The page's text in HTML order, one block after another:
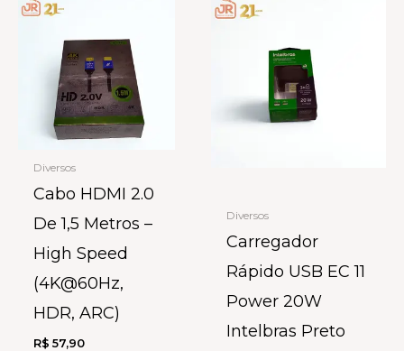
Diversos
Cabo HDMI 2.0
De 1,5 Metros –
High Speed
(4K@60Hz,
HDR, ARC)
R$ 57,90
Diversos
Carregador
Rápido USB EC 11
Power 20W
Intelbras Preto